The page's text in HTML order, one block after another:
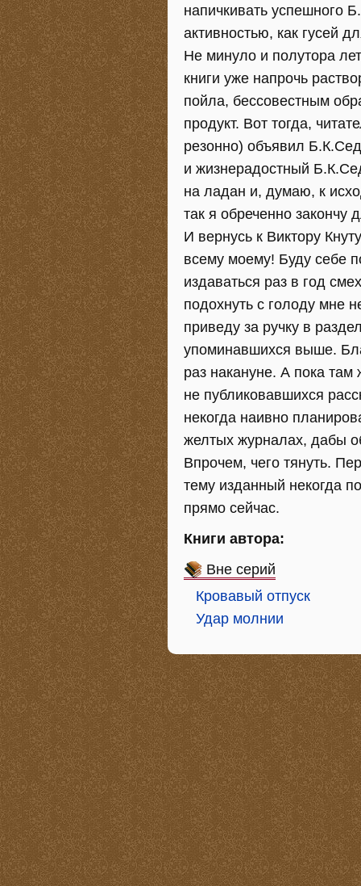
напичкивать успешного
активностью, как гусей
Не минуло и полутора
книги уже напрочь
пойла, бессовестным
продукт. Вот тогда,
резонно) объявил
и жизнерадостный
на ладан и, думаю, к
так я обреченно закончу
И вернусь к Виктору
всему моему! Буду себе
издаваться раз в год
подохнуть с голоду мне
приведу за ручку в
упоминавшихся выше.
раз накануне. А пока
не публиковавшихся
некогда наивно
желтых журналах, дабы
Впрочем, чего тянуть.
тему изданный некогда
прямо сейчас.
Книги автора:
Вне серий
Кровавый отпуск
Удар молнии